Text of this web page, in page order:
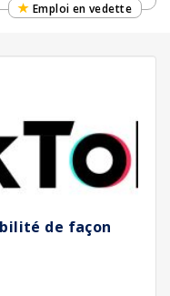
Emploi en vedette
de façon